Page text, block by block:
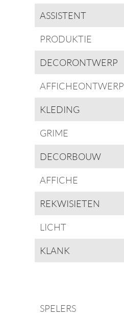
ASSISTENT
PRODUKTIE
DECORONTWERP
AFFICHEONTWERP
KLEDING
GRIME
DECORBOUW
AFFICHE
REKWISIETEN
LICHT
KLANK
SPELERS